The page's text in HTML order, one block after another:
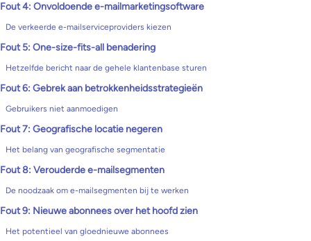
Fout 4: Onvoldoende e-mailmarketingsoftware
De verkeerde e-mailserviceproviders kiezen
Fout 5: One-size-fits-all benadering
Hetzelfde bericht naar de gehele klantenbase sturen
Fout 6: Gebrek aan betrokkenheidsstrategieën
Gebruikers niet aanmoedigen
Fout 7: Geografische locatie negeren
Het belang van geografische segmentatie
Fout 8: Verouderde e-mailsegmenten
De noodzaak om e-mailsegmenten bij te werken
Fout 9: Nieuwe abonnees over het hoofd zien
Het potentieel van gloednieuwe abonnees